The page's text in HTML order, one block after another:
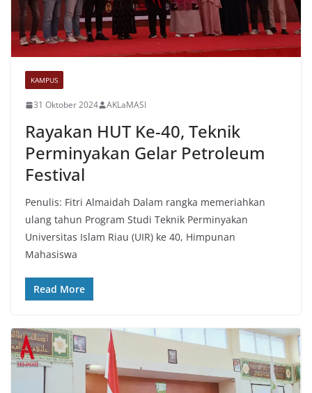
KAMPUS
31 Oktober 2024 AKLaMASI
Rayakan HUT Ke-40, Teknik
Perminyakan Gelar Petroleum
Festival
Penulis: Fitri Almaidah Dalam rangka memeriahkan
ulang tahun Program Studi Teknik Perminyakan
Universitas Islam Riau (UIR) ke 40, Himpunan
Mahasiswa
Read More